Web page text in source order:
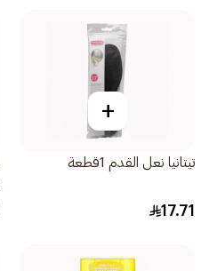
+
تيتانيا نعل القدم 1قطعة
17.71